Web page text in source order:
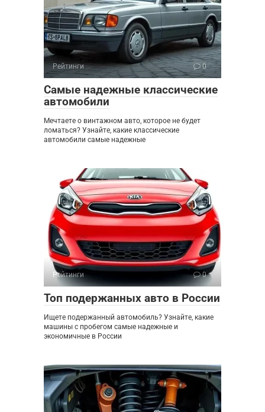
Рейтинги 0
Самые надежные классические
автомобили
Мечтаете о винтажном авто, которое не будет
ломаться? Узнайте, какие классические
автомобили самые надежные
Рейтинги 0
Топ подержанных авто в России
Ищете подержанный автомобиль? Узнайте, какие
машины с пробегом самые надежные и
экономичные в России